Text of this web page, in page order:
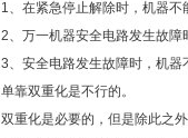
1、在紧急停止解除时，机器不
2、万一机器安全电路发生故障
3、安全电路发生故障时，机器
单靠双重化是不行的。
双重化是必要的，但是除此之